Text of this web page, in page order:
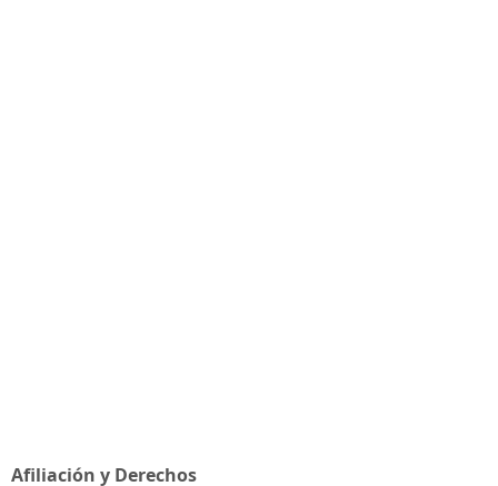
Afiliación y Derechos